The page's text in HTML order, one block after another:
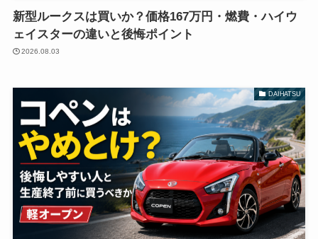
新型ルークスは買いか？価格167万円・燃費・ハイウ
ェイスターの違いと後悔ポイント
2026.08.03
DAIHATSU